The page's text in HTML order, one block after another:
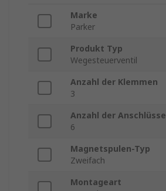
Marke
Parker
Produkt Typ
Wegesteuerventil
Anzahl der Klemmen
3
Anzahl der Anschlüsse
6
Magnetspulen-Typ
Zweifach
Montageart